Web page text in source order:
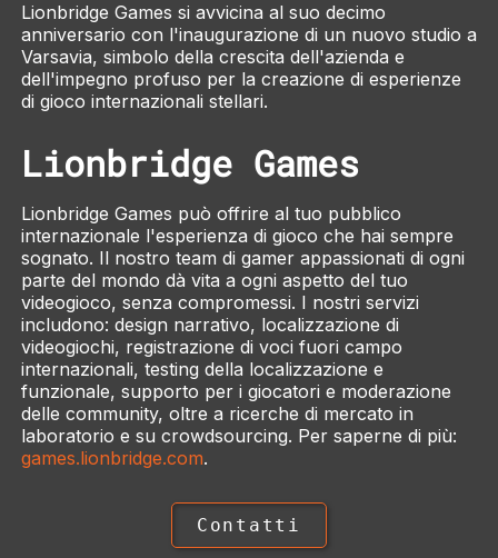
Lionbridge Games si avvicina al suo decimo
anniversario con l'inaugurazione di un nuovo studio a
Varsavia, simbolo della crescita dell'azienda e
dell'impegno profuso per la creazione di esperienze
di gioco internazionali stellari.
Lionbridge Games
Lionbridge Games può offrire al tuo pubblico
internazionale l'esperienza di gioco che hai sempre
sognato. Il nostro team di gamer appassionati di ogni
parte del mondo dà vita a ogni aspetto del tuo
videogioco, senza compromessi. I nostri servizi
includono: design narrativo, localizzazione di
videogiochi, registrazione di voci fuori campo
internazionali, testing della localizzazione e
funzionale, supporto per i giocatori e moderazione
delle community, oltre a ricerche di mercato in
laboratorio e su crowdsourcing. Per saperne di più:
games.lionbridge.com.
Contatti